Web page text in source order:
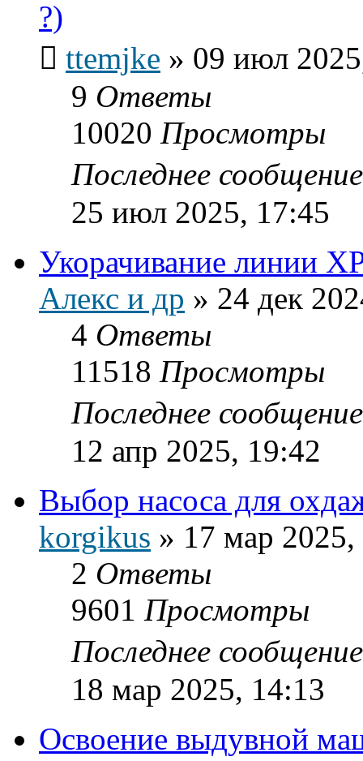
?)
ttemjke » 09 июл
9 Ответы
10020 Просмотры
Последнее
25 июл 2025, 17:45
Укорачивание линии
Алекс и др » 24 дек
4 Ответы
11518 Просмотры
Последнее
12 апр 2025, 19:42
Выбор насоса для
korgikus » 17 мар
2 Ответы
9601 Просмотры
Последнее
18 мар 2025, 14:13
Освоение выдувной